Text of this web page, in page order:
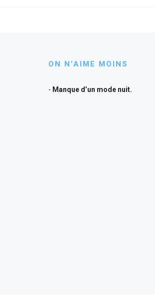
ON N’AIME MOINS
Manque d’un mode nuit.